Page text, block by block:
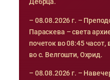
Дебрца.
– 08.08.2026 г. –
Параскева – света
почеток во 08:45 часот,
во с. Велгошти, Охрид.
– 08.08.2026 г. –